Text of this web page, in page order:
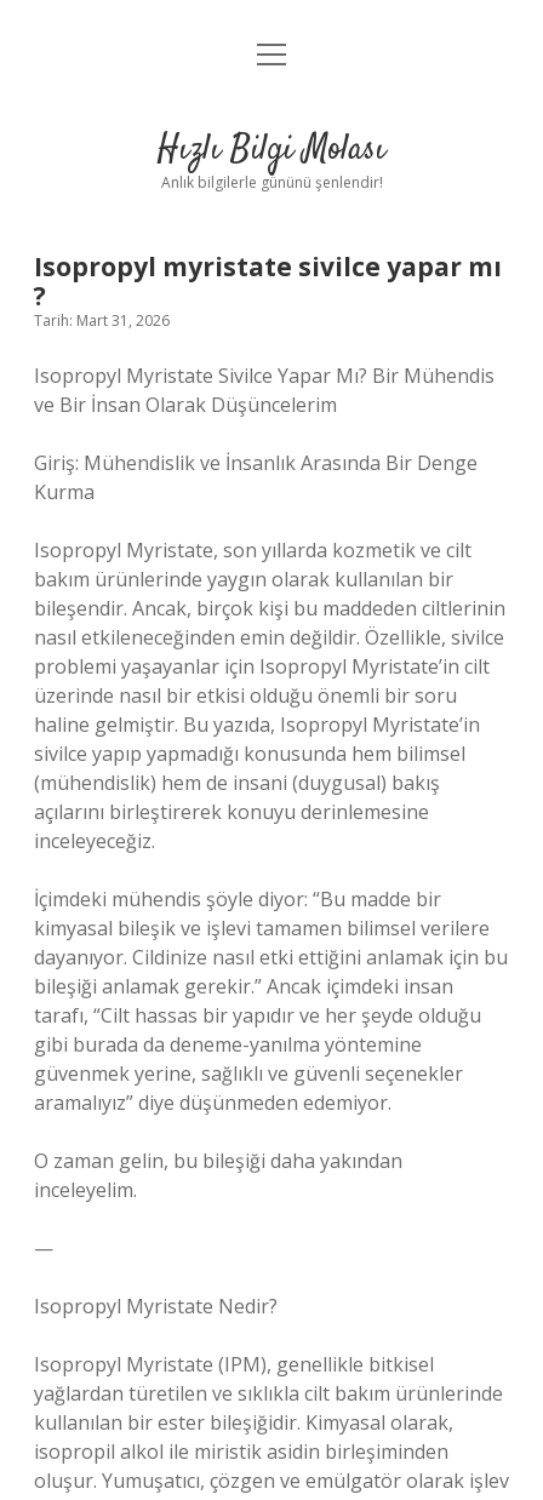
Anasayfa
Yasal Uyarı
menüyü
Hızlı Bilgi Molası
Anlık bilgilerle gününü şenlendir!
Isopropyl myristate sivilce yapar mı
?
Tarih: Mart 31, 2026
Isopropyl Myristate Sivilce Yapar Mı? Bir Mühendis
ve Bir İnsan Olarak Düşüncelerim
Giriş: Mühendislik ve İnsanlık Arasında Bir Denge
Kurma
Isopropyl Myristate, son yıllarda kozmetik ve cilt
bakım ürünlerinde yaygın olarak kullanılan bir
bileşendir. Ancak, birçok kişi bu maddeden ciltlerinin
nasıl etkileneceğinden emin değildir. Özellikle, sivilce
problemi yaşayanlar için Isopropyl Myristate’in cilt
üzerinde nasıl bir etkisi olduğu önemli bir soru
haline gelmiştir. Bu yazıda, Isopropyl Myristate’in
sivilce yapıp yapmadığı konusunda hem bilimsel
(mühendislik) hem de insani (duygusal) bakış
açılarını birleştirerek konuyu derinlemesine
inceleyeceğiz.
İçimdeki mühendis şöyle diyor: “Bu madde bir
kimyasal bileşik ve işlevi tamamen bilimsel verilere
dayanıyor. Cildinize nasıl etki ettiğini anlamak için bu
bileşiği anlamak gerekir.” Ancak içimdeki insan
tarafı, “Cilt hassas bir yapıdır ve her şeyde olduğu
gibi burada da deneme-yanılma yöntemine
güvenmek yerine, sağlıklı ve güvenli seçenekler
aramalıyız” diye düşünmeden edemiyor.
O zaman gelin, bu bileşiği daha yakından
inceleyelim.
—
Isopropyl Myristate Nedir?
Isopropyl Myristate (IPM), genellikle bitkisel
yağlardan türetilen ve sıklıkla cilt bakım ürünlerinde
kullanılan bir ester bileşiğidir. Kimyasal olarak,
isopropil alkol ile miristik asidin birleşiminden
oluşur. Yumuşatıcı, çözgen ve emülgatör olarak işlev